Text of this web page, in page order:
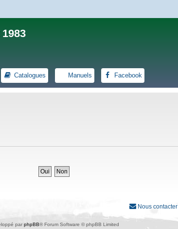
Catalogues Manuels Facebook
Nous contacter
par phpBB® Forum Software © phpBB Limited